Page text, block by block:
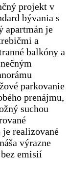
projekt v
bývania s
apartmán je
a
balkóny a
parkovanie
prenájmu,
suchou
realizované
výrazne
emisií